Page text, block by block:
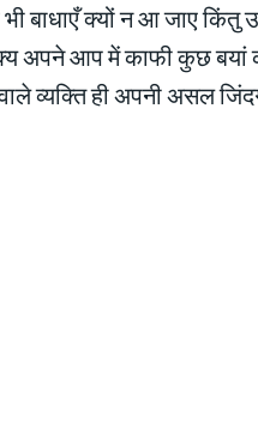
बाधाएँ क्यों न आ जाए किंतु
अपने आप में काफी कुछ बयां
व्यक्ति ही अपनी असल